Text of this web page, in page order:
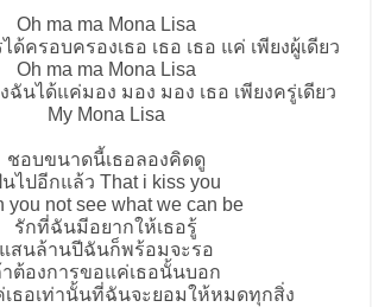
Oh ma ma Mona Lisa
ด้ครอบครองเธอ เธอ เธอ แค่ เพียงผู้เดียว
Oh ma ma Mona Lisa
ฉันได้แค่มอง มอง มอง เธอ เพียงครู่เดียว
My Mona Lisa
ชอบขนาดนี้เธอลองคิดดู
นไปอีกแล้ว That i kiss you
you not see what we can be
รักที่ฉันมีอยากให้เธอรู้
แสนล้านปีฉันก็พร้อมจะรอ
ต้องการขอแค่เธอนั้นบอก
เธอเท่านั้นที่ฉันจะยอมให้หมดทุกสิ่ง